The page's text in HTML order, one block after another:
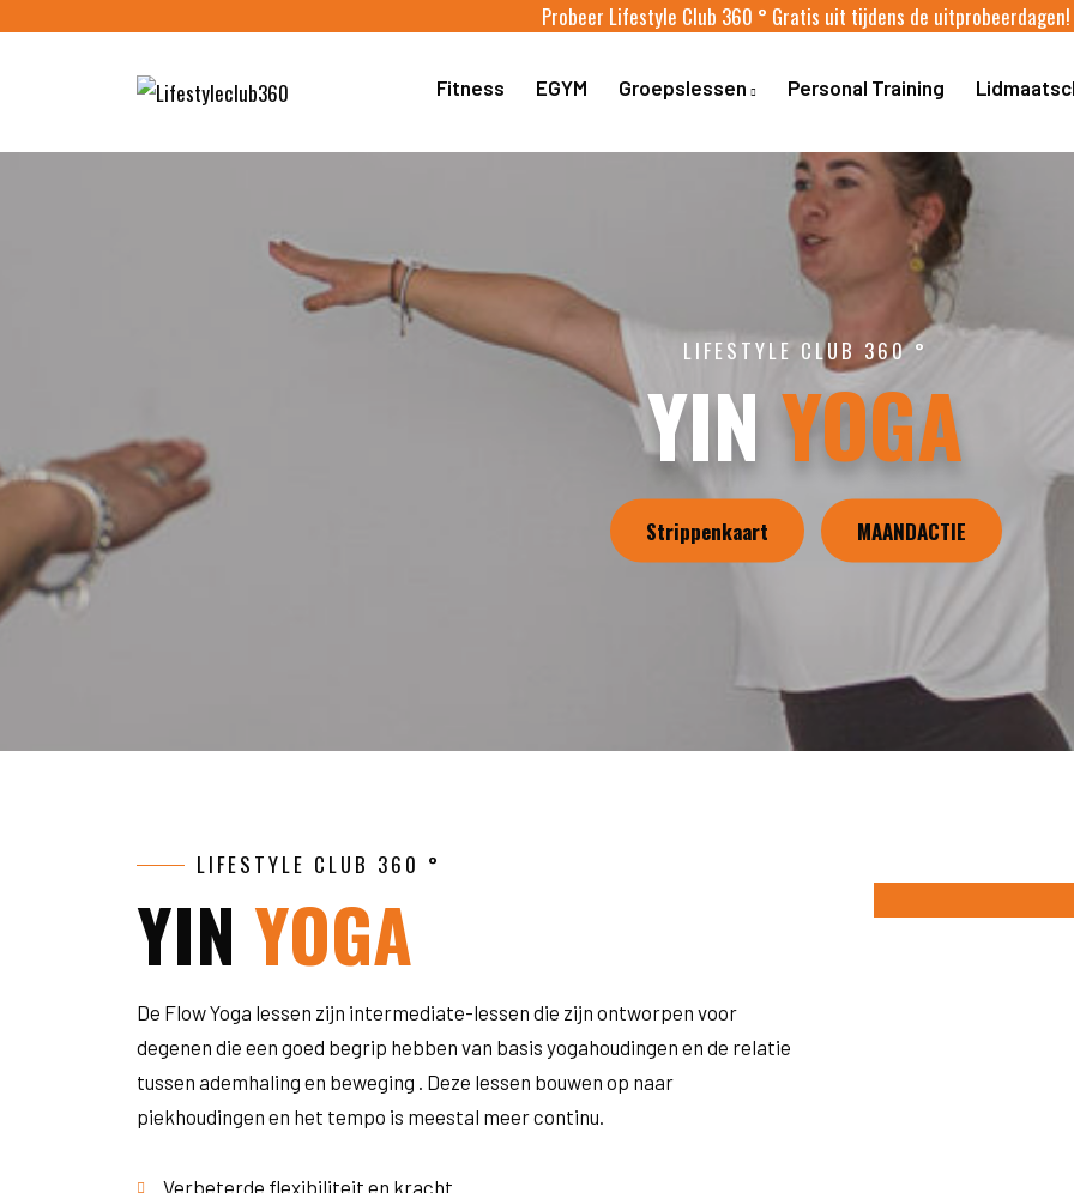
Probeer Lifestyle Club 360 ° Gratis uit tijdens de uitprobeerdagen!
Fitness EGYM Groepslessen Personal Training
LIFESTYLE CLUB 360 °
YIN YOGA
Strippenkaart MAANDACTIE
LIFESTYLE CLUB 360 °
YIN YOGA
De Flow Yoga lessen zijn intermediate-lessen die zijn ontworpen voor
degenen die een goed begrip hebben van basis yogahoudingen en de relatie
tussen ademhaling en beweging . Deze lessen bouwen op naar
piekhoudingen en het tempo is meestal meer continu.
Verbeterde flexibiliteit en kracht